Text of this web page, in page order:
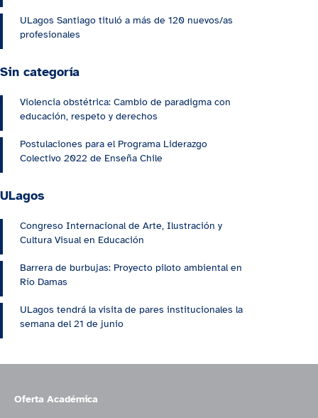
ULagos Santiago tituló a más de 120 nuevos/as
profesionales
Sin categoría
Violencia obstétrica: Cambio de paradigma con
educación, respeto y derechos
Postulaciones para el Programa Liderazgo
Colectivo 2022 de Enseña Chile
ULagos
Congreso Internacional de Arte, Ilustración y
Cultura Visual en Educación
Barrera de burbujas: Proyecto piloto ambiental en
Río Damas
ULagos tendrá la visita de pares institucionales la
semana del 21 de junio
Oferta Académica